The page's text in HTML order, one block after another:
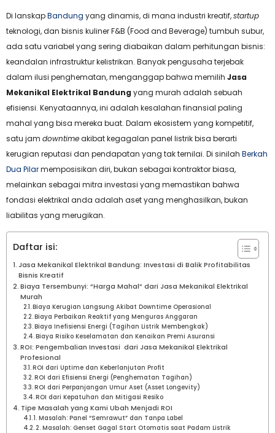
Di lanskapBandung yang dinamis, di mana industri kreatif,startup
teknologi, dan bisnis kuliner F&B (Food and Beverage) tumbuh subur,
ada satu variabel yang sering diabaikan dalam perhitungan bisnis:
keandalan infrastruktur kelistrikan. Banyak pengusaha terjebak
dalam ilusi penghematan, menganggap bahwa memilih Jasa
Mekanikal Elektrikal Bandung yang murah adalah sebuah
efisiensi. Kenyataannya, ini adalah kesalahan finansial paling
mahal yang bisa mereka buat. Dalam ekosistem yang kompetitif,
satu jam downtimeakibat kegagalan panel listrik bisa berarti
kerugian reputasi dan pendapatan yang tak ternilai. Di sinilah Berkah
Dua Pilarmemposisikan diri, bukan sebagai kontraktor biasa,
melainkan sebagai mitra investasi yang memastikan bahwa
fondasi elektrikal anda adalah aset yang menghasilkan, bukan
liabilitas yang merugikan.
Daftar isi:
Jasa Mekanikal Elektrikal Bandung: Investasi di Balik Profitabilitas
Bisnis Kreatif
Biaya Tersembunyi: “Harga Mahal” dari Jasa Mekanikal Elektrikal
Murah
Biaya Kerugian Langsung Akibat Downtime Operasional
Biaya Perbaikan Reaktif yang Menguras Anggaran
Biaya Inefisiensi Energi (Tagihan Listrik Membengkak)
Biaya Risiko Keselamatan dan Kenaikan Premi Asuransi
ROI: Pengembalian Investasi dari Jasa Mekanikal Elektrikal
Profesional
ROI dari Uptime dan Keberlanjutan Profit
ROI dari Efisiensi Energi (Penghematan Tagihan)
ROI dari Perpanjangan Umur Aset (Asset Longevity)
ROI dari Kepatuhan dan Mitigasi Resiko
Tipe Masalah yang Kami Ubah Menjadi ROI
1. Masalah: Panel “Semrawut” dan Tanpa Label
2. Masalah: Genset Gagal Start Otomatis saat Padam Listrik